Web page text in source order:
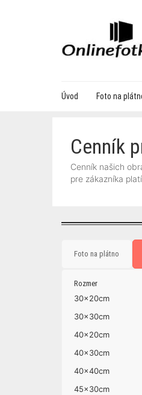
Úvod Foto na
Cenník
Cenník našich
pre zákazníka
Foto na plátno
Rozmer
30x20cm
30x30cm
40x20cm
40x30cm
40x40cm
45x30cm